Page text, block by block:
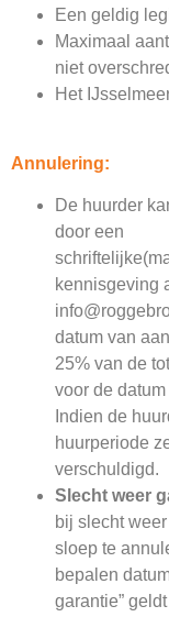
Een geldig
Maximaal
niet
Het
Annulering:
De huurder
door een
kennisgeving
datum van
25% van de
voor de
Indien de
huurperiode
verschuldigd.
Slecht weer
bij slecht
sloep te
bepalen
garantie”